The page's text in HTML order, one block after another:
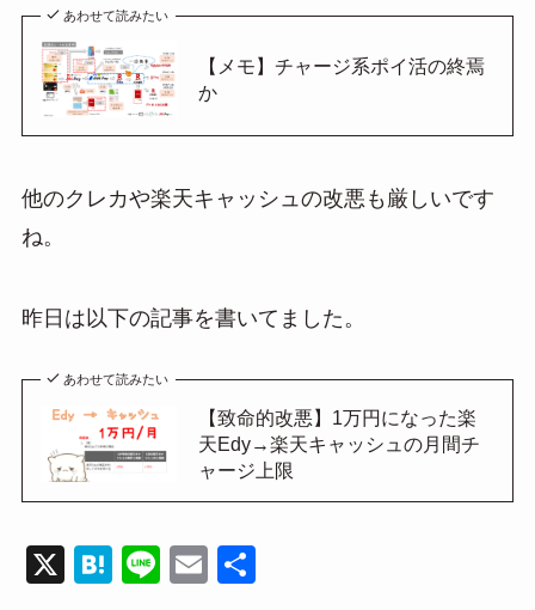
あわせて読みたい
【メモ】チャージ系ポイ活の終焉
か
他のクレカや楽天キャッシュの改悪も厳しいです
ね。
昨日は以下の記事を書いてました。
あわせて読みたい
【致命的改悪】1万円になった楽
天Edy→楽天キャッシュの月間チ
ャージ上限
X
H
Li
E